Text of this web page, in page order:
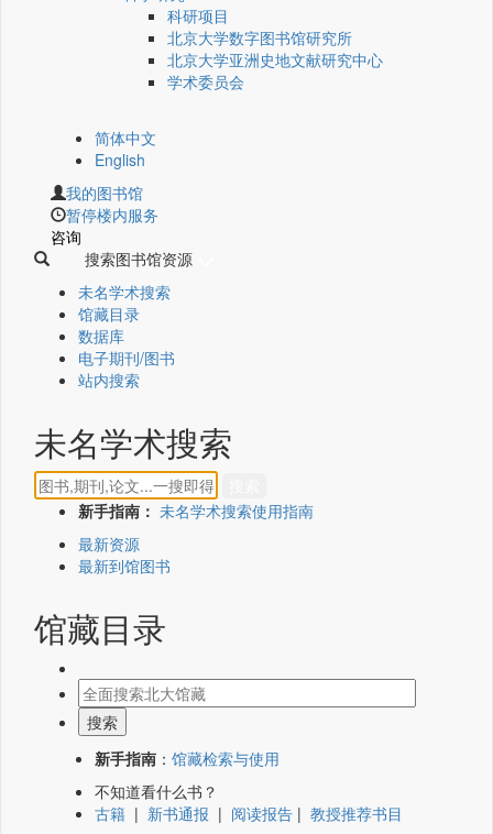
科研项目
北京大学数字图书馆研究所
北京大学亚洲史地文献研究中心
学术委员会
简体中文
English
我的图书馆
暂停楼内服务
咨询
搜索图书馆资源
未名学术搜索
馆藏目录
数据库
电子期刊/图书
站内搜索
未名学术搜索
新手指南： 未名学术搜索使用指南
最新资源
最新到馆图书
馆藏目录
新手指南 ： 馆藏检索与使用
不知道看什么书？
古籍 | 新书通报 | 阅读报告 | 教授推荐书目